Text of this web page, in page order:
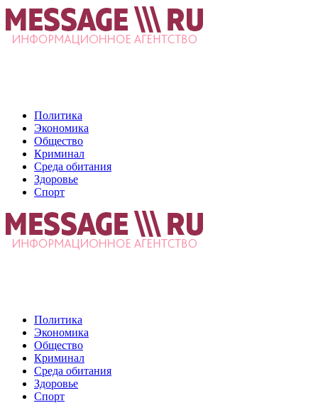
Политика
Экономика
Общество
Криминал
Среда обитания
Здоровье
Спорт
Политика
Экономика
Общество
Криминал
Среда обитания
Здоровье
Спорт